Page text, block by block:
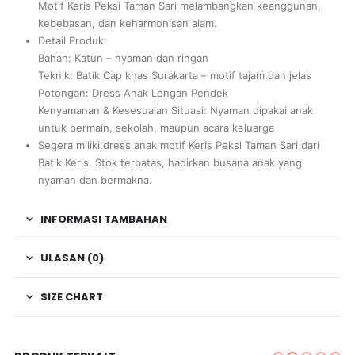
Motif Keris Peksi Taman Sari melambangkan keanggunan,
kebebasan, dan keharmonisan alam.
Detail Produk:
Bahan: Katun – nyaman dan ringan
Teknik: Batik Cap khas Surakarta – motif tajam dan jelas
Potongan: Dress Anak Lengan Pendek
Kenyamanan & Kesesuaian Situasi: Nyaman dipakai anak
untuk bermain, sekolah, maupun acara keluarga
Segera miliki dress anak motif Keris Peksi Taman Sari dari
Batik Keris. Stok terbatas, hadirkan busana anak yang
nyaman dan bermakna.
INFORMASI TAMBAHAN
ULASAN (0)
SIZE CHART